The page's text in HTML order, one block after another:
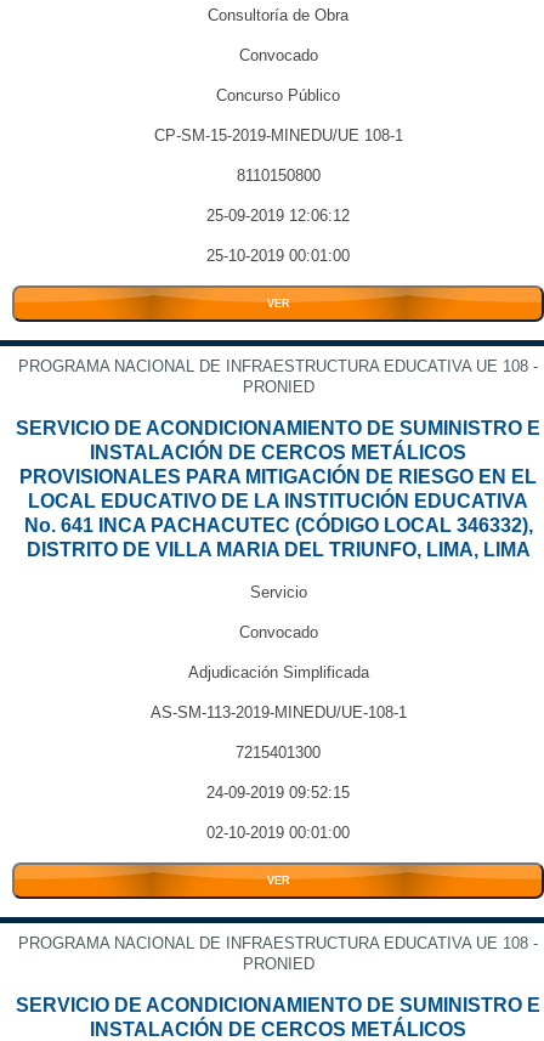
Consultoría de Obra
Convocado
Concurso Público
CP-SM-15-2019-MINEDU/UE 108-1
8110150800
25-09-2019 12:06:12
25-10-2019 00:01:00
VER
PROGRAMA NACIONAL DE INFRAESTRUCTURA EDUCATIVA UE 108 -
PRONIED
SERVICIO DE ACONDICIONAMIENTO DE SUMINISTRO E
INSTALACIÓN DE CERCOS METÁLICOS
PROVISIONALES PARA MITIGACIÓN DE RIESGO EN EL
LOCAL EDUCATIVO DE LA INSTITUCIÓN EDUCATIVA
No. 641 INCA PACHACUTEC (CÓDIGO LOCAL 346332),
DISTRITO DE VILLA MARIA DEL TRIUNFO, LIMA, LIMA
Servicio
Convocado
Adjudicación Simplificada
AS-SM-113-2019-MINEDU/UE-108-1
7215401300
24-09-2019 09:52:15
02-10-2019 00:01:00
VER
PROGRAMA NACIONAL DE INFRAESTRUCTURA EDUCATIVA UE 108 -
PRONIED
SERVICIO DE ACONDICIONAMIENTO DE SUMINISTRO E
INSTALACIÓN DE CERCOS METÁLICOS